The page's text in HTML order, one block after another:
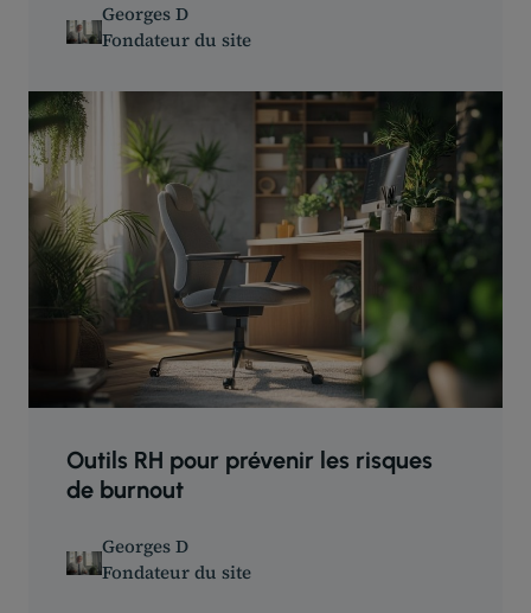
Georges D
Fondateur du site
Outils RH pour prévenir les risques
de burnout
Georges D
Fondateur du site